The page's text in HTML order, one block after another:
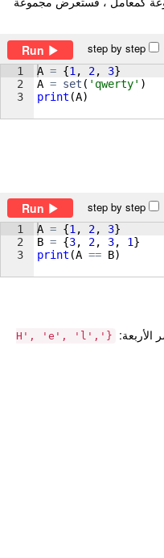
Run
step by step
1
2
3
A = {1 , 2, 3}
A = set ( 'qwerty' )
print (A)
Run
step by step
1
2
3
A = {1 , 2, 3}
B = {3, 2, 3, 1}
print (A == B)
الأربعة:
{'H', 'e', 'l',